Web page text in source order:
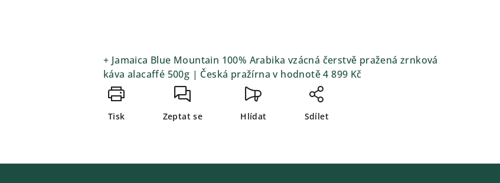
+ Jamaica Blue Mountain 100% Arabika vzácná čerstvě pražená zrnková
káva alacaffé 500g | Česká pražírnav hodnotě 4 899 Kč
Tisk Zeptat se Hlídat Sdílet